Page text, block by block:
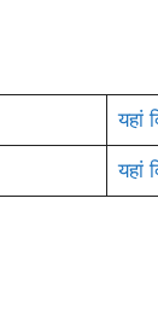
यहां
यहां